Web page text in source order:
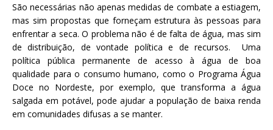
São necessárias não apenas medidas de combate a estiagem,
mas sim propostas que forneçam estrutura às pessoas para
enfrentar a seca. O problema não é de falta de água, mas sim
de distribuição, de vontade política e de recursos. Uma
política pública permanente de acesso à água de boa
qualidade para o consumo humano, como o Programa Água
Doce no Nordeste, por exemplo, que transforma a água
salgada em potável, pode ajudar a população de baixa renda
em comunidades difusas a se manter.